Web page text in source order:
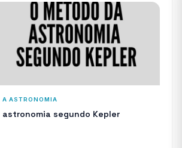
A ASTRONOMIA
astronomia segundo Kepler